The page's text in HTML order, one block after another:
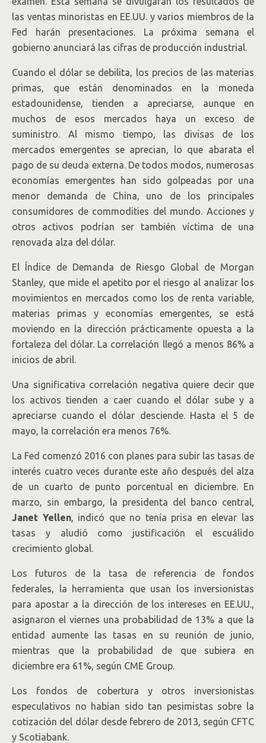
las ventas minoristas en EE.UU. y varios miembros de la
Fed harán presentaciones. La próxima semana el
gobierno anunciará las cifras de producción industrial.
Cuando el dólar se debilita, los precios de las materias
primas, que están denominados en la moneda
estadounidense, tienden a apreciarse, aunque en
muchos de esos mercados haya un exceso de
suministro. Al mismo tiempo, las divisas de los
mercados emergentes se aprecian, lo que abarata el
pago de su deuda externa. De todos modos, numerosas
economías emergentes han sido golpeadas por una
menor demanda de China, uno de los principales
consumidores de commodities del mundo. Acciones y
otros activos podrían ser también víctima de una
renovada alza del dólar.
El Índice de Demanda de Riesgo Global de Morgan
Stanley, que mide el apetito por el riesgo al analizar los
movimientos en mercados como los de renta variable,
materias primas y economías emergentes, se está
moviendo en la dirección prácticamente opuesta a la
fortaleza del dólar. La correlación llegó a menos 86% a
inicios de abril.
Una significativa correlación negativa quiere decir que
los activos tienden a caer cuando el dólar sube y a
apreciarse cuando el dólar desciende. Hasta el 5 de
mayo, la correlación era menos 76%.
La Fed comenzó 2016 con planes para subir las tasas de
interés cuatro veces durante este año después del alza
de un cuarto de punto porcentual en diciembre. En
marzo, sin embargo, la presidenta del banco central,
Janet Yellen, indicó que no tenía prisa en elevar las
tasas y aludió como justificación el escuálido
crecimiento global.
Los futuros de la tasa de referencia de fondos
federales, la herramienta que usan los inversionistas
para apostar a la dirección de los intereses en EE.UU.,
asignaron el viernes una probabilidad de 13% a que la
entidad aumente las tasas en su reunión de junio,
mientras que la probabilidad de que subiera en
diciembre era 61%, según CME Group.
Los fondos de cobertura y otros inversionistas
especulativos no habían sido tan pesimistas sobre la
cotización del dólar desde febrero de 2013, según CFTC
y Scotiabank.